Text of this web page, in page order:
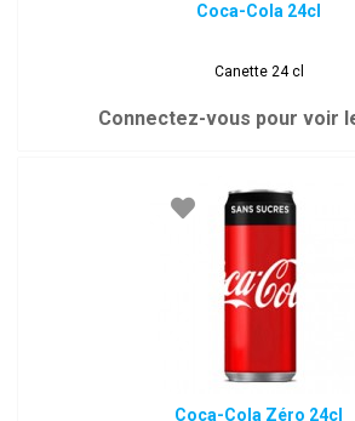
Coca-Cola 24cl
Canette 24 cl
Connectez-vous pour voir
Coca-Cola Zéro 24cl